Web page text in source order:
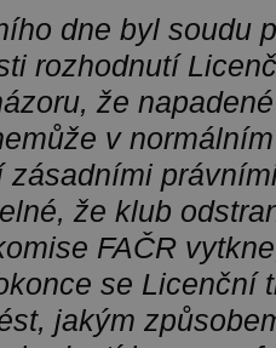
dne byl soudu
rozhodnutí
že
v
zásadními
že klub
FAČR
se Licenční
jakým